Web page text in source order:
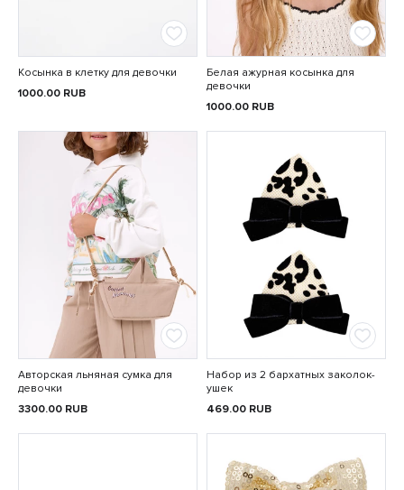
Косынка в клетку для девочки
1000.00 RUB
Белая ажурная косынка для
девочки
1000.00 RUB
Авторская льняная сумка для
девочки
3300.00 RUB
Набор из 2 бархатных заколок-
ушек
469.00 RUB